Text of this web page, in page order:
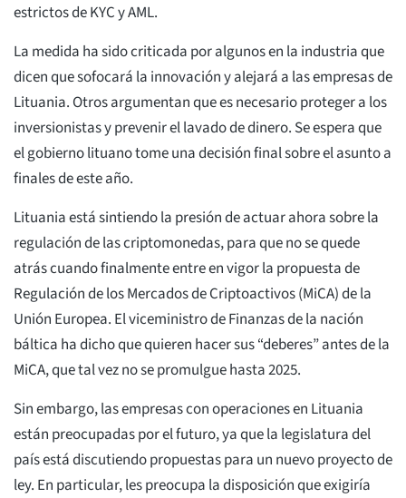
estrictos de KYC y AML.
La medida ha sido criticada por algunos en la industria que
dicen que sofocará la innovación y alejará a las empresas de
Lituania. Otros argumentan que es necesario proteger a los
inversionistas y prevenir el lavado de dinero. Se espera que
el gobierno lituano tome una decisión final sobre el asunto a
finales de este año.
Lituania está sintiendo la presión de actuar ahora sobre la
regulación de las criptomonedas, para que no se quede
atrás cuando finalmente entre en vigor la propuesta de
Regulación de los Mercados de Criptoactivos (MiCA) de la
Unión Europea. El viceministro de Finanzas de la nación
báltica ha dicho que quieren hacer sus “deberes” antes de la
MiCA, que tal vez no se promulgue hasta 2025.
Sin embargo, las empresas con operaciones en Lituania
están preocupadas por el futuro, ya que la legislatura del
país está discutiendo propuestas para un nuevo proyecto de
ley. En particular, les preocupa la disposición que exigiría